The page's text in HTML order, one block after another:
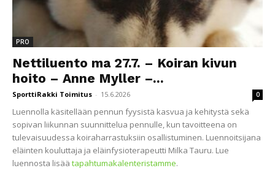
PRO
Nettiluento ma 27.7. – Koiran kivun
hoito – Anne Myller –...
SporttiRakki Toimitus - 15.6.2026 0
Luennolla käsitellään pennun fyysistä kasvua ja kehitystä sekä
sopivan liikunnan suunnittelua pennulle, kun tavoitteena on
tulevaisuudessa koiraharrastuksiin osallistuminen. Luennoitsijana
eläinten kouluttaja ja eläinfysioterapeutti Milka Tauru. Lue
luennosta lisää tapahtumakalenteristamme.